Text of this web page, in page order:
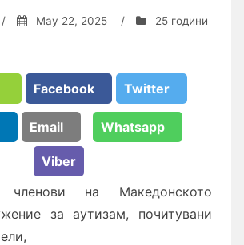
/ May 22, 2025 /
25 години
Facebook Twitter
Email Whatsapp
Viber
членови на Македонското
за аутизам, почитувани